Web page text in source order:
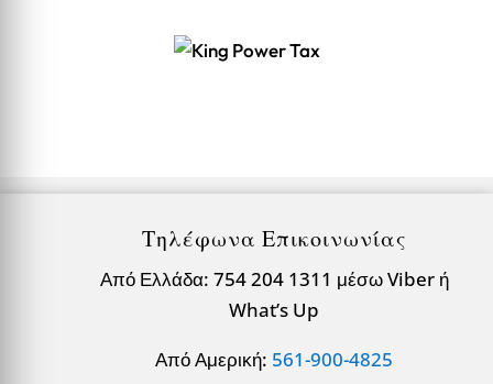
Τηλέφωνα Επικοινωνίας
Από Ελλάδα: 754 204 1311 μέσω Viber ή
What’s Up
Από Αμερική: 561-900-4825